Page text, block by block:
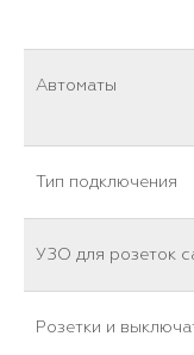
Автоматы
Тип подключения
УЗО для розеток
Розетки и